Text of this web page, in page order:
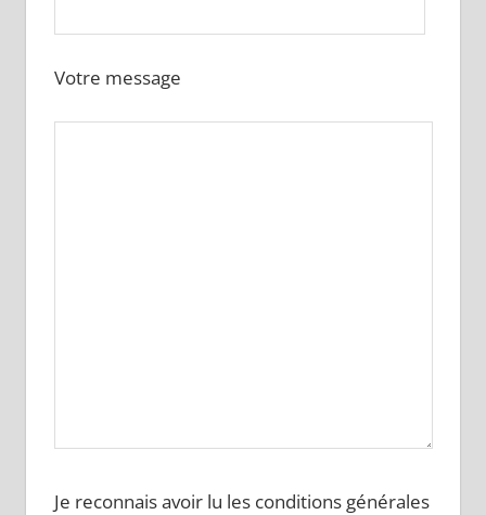
Votre message
Je reconnais avoir lu les conditions générales